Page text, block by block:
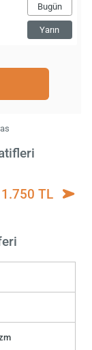
Bugün
Yarın
1.750 TL